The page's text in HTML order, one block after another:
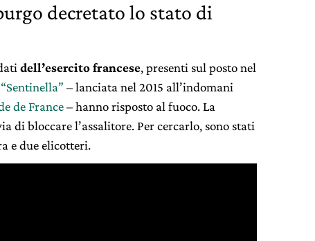
decretato lo stato di
dell’esercito francese, presenti sul posto nel
“Sentinella” – lanciata nel 2015 all’indomani
de France– hanno risposto al fuoco. La
di bloccare l’assalitore. Per cercarlo, sono stati
e due elicotteri.